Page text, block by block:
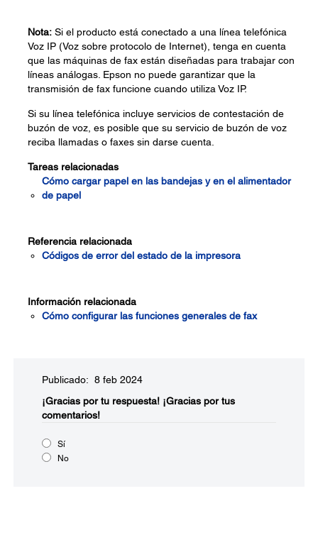
Nota: Si el producto está conectado a una línea telefónica
Voz IP (Voz sobre protocolo de Internet), tenga en cuenta
que las máquinas de fax están diseñadas para trabajar con
líneas análogas. Epson no puede garantizar que la
transmisión de fax funcione cuando utiliza Voz IP.
Si su línea telefónica incluye servicios de contestación de
buzón de voz, es posible que su servicio de buzón de voz
reciba llamadas o faxes sin darse cuenta.
Tareas relacionadas
Cómo cargar papel en las bandejas y en el alimentador
de papel
Referencia relacionada
Códigos de error del estado de la impresora
Información relacionada
Cómo configurar las funciones generales de fax
Publicado: 8 feb 2024
¡Gracias por tu respuesta! ¡Gracias por tus
comentarios!
Sí
No